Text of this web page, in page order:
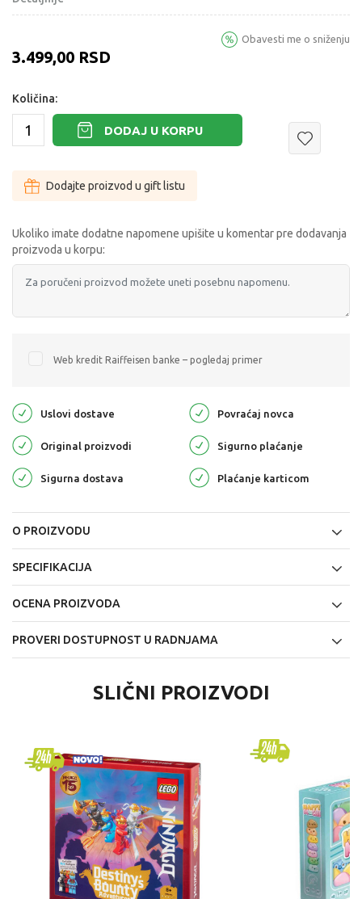
3.499,00 RSD
Obavesti me o sniženju
Količina:
DODAJ U KORPU
Dodajte proizvod u gift listu
Ukoliko imate dodatne napomene upišite u komentar pre dodavanja
proizvoda u korpu:
Web kredit Raiffeisen banke – pogledaj primer
Uslovi dostave Povraćaj novca
Original proizvodi Sigurno plaćanje
Sigurna dostava Plaćanje karticom
O PROIZVODU
SPECIFIKACIJA
OCENA PROIZVODA
PROVERI DOSTUPNOST U RADNJAMA
SLIČNI PROIZVODI